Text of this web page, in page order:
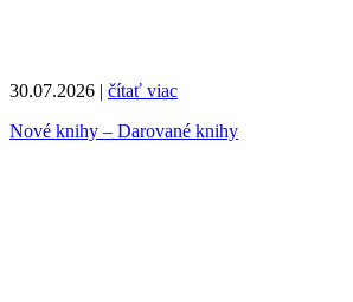
30.07.2026 | čítať viac
Nové knihy – Darované knihy